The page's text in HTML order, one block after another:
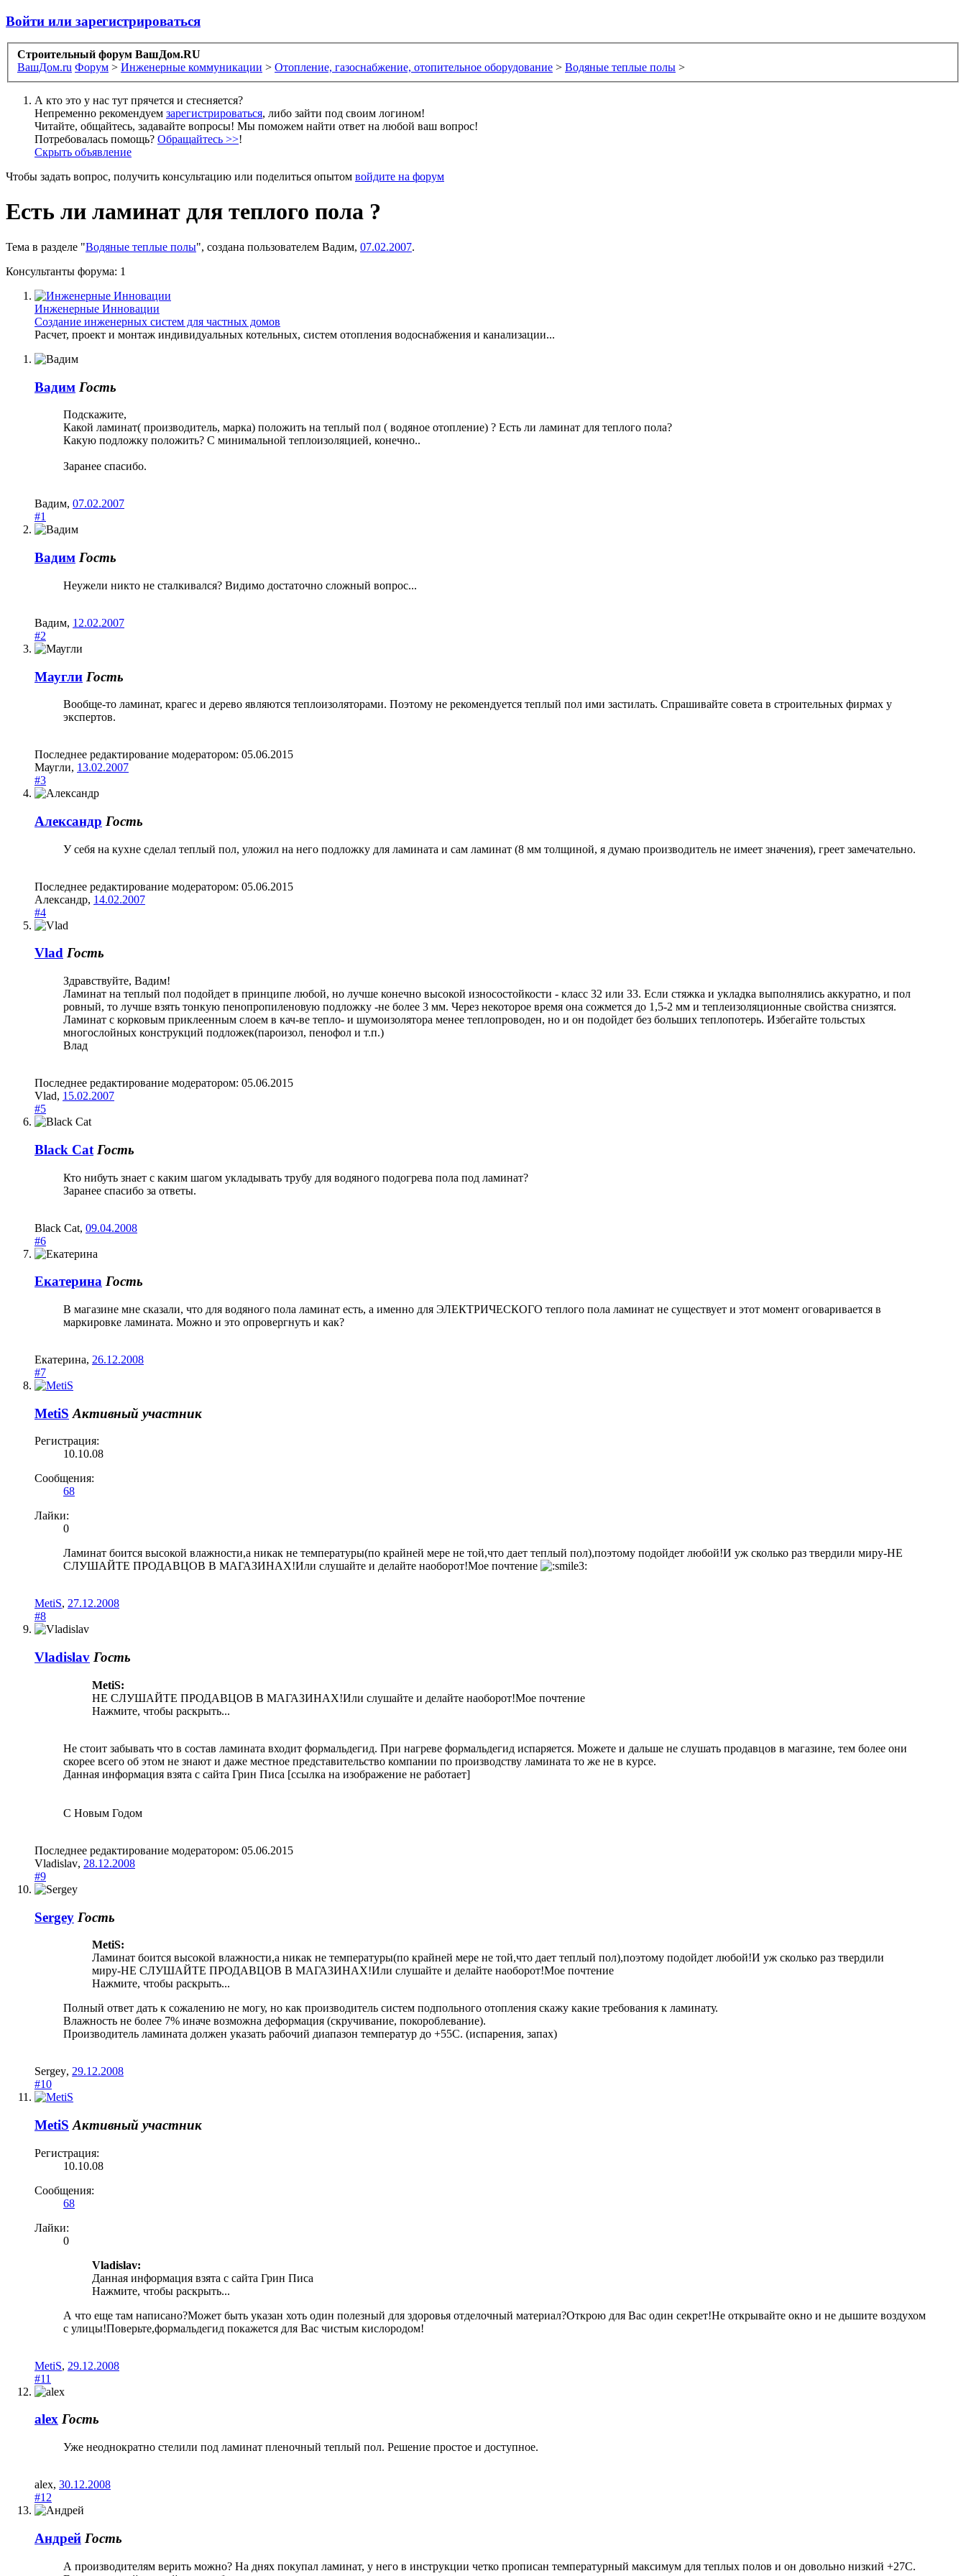
Войти или зарегистрироваться
Строительный форум ВашДом.RU
ВашДом.ru Форум > Инженерные коммуникации > Отопление, газоснабжение, отопительное оборудование > Водяные теплые полы >
А кто это у нас тут прячется и стесняется?
Непременно рекомендуем зарегистрироваться, либо зайти под своим логином!
Читайте, общайтесь, задавайте вопросы! Мы поможем найти ответ на любой ваш вопрос!
Потребовалась помощь? Обращайтесь >>!
Скрыть объявление
Чтобы задать вопрос, получить консультацию или поделиться опытом войдите на форум
Есть ли ламинат для теплого пола ?
Тема в разделе "Водяные теплые полы", создана пользователем Вадим, 07.02.2007.
Консультанты форума: 1
Инженерные Инновации
Создание инженерных систем для частных домов
Расчет, проект и монтаж индивидуальных котельных, систем отопления водоснабжения и канализации...
Вадим Гость
Подскажите,
Какой ламинат( производитель, марка) положить на теплый пол ( водяное отопление) ? Есть ли ламинат для теплого пола?
Какую подложку положить? С минимальной теплоизоляцией, конечно..
Заранее спасибо.
Вадим, 07.02.2007
#1
Вадим Гость
Неужели никто не сталкивался? Видимо достаточно сложный вопрос...
Вадим, 12.02.2007
#2
Маугли Гость
Вообще-то ламинат, крагес и дерево являются теплоизоляторами. Поэтому не рекомендуется теплый пол ими застилать. Спрашивайте совета в строительных фирмах у
экспертов.
Последнее редактирование модератором: 05.06.2015
Маугли, 13.02.2007
#3
Александр Гость
У себя на кухне сделал теплый пол, уложил на него подложку для ламината и сам ламинат (8 мм толщиной, я думаю производитель не имеет значения), греет замечательно.
Последнее редактирование модератором: 05.06.2015
Александр, 14.02.2007
#4
Vlad Гость
Здравствуйте, Вадим!
Ламинат на теплый пол подойдет в принципе любой, но лучше конечно высокой износостойкости - класс 32 или 33. Если стяжка и укладка выполнялись аккуратно, и пол
ровный, то лучше взять тонкую пенопропиленовую подложку -не более 3 мм. Через некоторое время она сожмется до 1,5-2 мм и теплеизоляционные свойства снизятся.
Ламинат с корковым приклеенным слоем в кач-ве тепло- и шумоизолятора менее теплопроводен, но и он подойдет без больших теплопотерь. Избегайте тольстых
многослойных конструкций подложек(пароизол, пенофол и т.п.)
Влад
Последнее редактирование модератором: 05.06.2015
Vlad, 15.02.2007
#5
Black Cat Гость
Кто нибуть знает с каким шагом укладывать трубу для водяного подогрева пола под ламинат?
Заранее спасибо за ответы.
Black Cat, 09.04.2008
#6
Екатерина Гость
В магазине мне сказали, что для водяного пола ламинат есть, а именно для ЭЛЕКТРИЧЕСКОГО теплого пола ламинат не существует и этот момент оговаривается в
маркировке ламината. Можно и это опровергнуть и как?
Екатерина, 26.12.2008
#7
MetiS Активный участник
Регистрация:
10.10.08
Сообщения:
68
Лайки:
0
Ламинат боится высокой влажности,а никак не температуры(по крайней мере не той,что дает теплый пол),поэтому подойдет любой!И уж сколько раз твердили миру-НЕ
СЛУШАЙТЕ ПРОДАВЦОВ В МАГАЗИНАХ!Или слушайте и делайте наоборот!Мое почтение
MetiS, 27.12.2008
#8
Vladislav Гость
MetiS:
НЕ СЛУШАЙТЕ ПРОДАВЦОВ В МАГАЗИНАХ!Или слушайте и делайте наоборот!Мое почтение
Нажмите, чтобы раскрыть...
Не стоит забывать что в состав ламината входит формальдегид. При нагреве формальдегид испаряется. Можете и дальше не слушать продавцов в магазине, тем более они
скорее всего об этом не знают и даже местное представительство компании по производству ламината то же не в курсе.
Данная информация взята с сайта Грин Писа [ссылка на изображение не работает]
C Новым Годом
Последнее редактирование модератором: 05.06.2015
Vladislav, 28.12.2008
#9
Sergey Гость
MetiS:
Ламинат боится высокой влажности,а никак не температуры(по крайней мере не той,что дает теплый пол),поэтому подойдет любой!И уж сколько раз твердили
миру-НЕ СЛУШАЙТЕ ПРОДАВЦОВ В МАГАЗИНАХ!Или слушайте и делайте наоборот!Мое почтение
Нажмите, чтобы раскрыть...
Полный ответ дать к сожалению не могу, но как производитель систем подпольного отопления скажу какие требования к ламинату.
Влажность не более 7% иначе возможна деформация (скручивание, покороблевание).
Производитель ламината должен указать рабочий диапазон температур до +55С. (испарения, запах)
Sergey, 29.12.2008
#10
MetiS Активный участник
Регистрация:
10.10.08
Сообщения:
68
Лайки:
0
Vladislav:
Данная информация взята с сайта Грин Писа
Нажмите, чтобы раскрыть...
А что еще там написано?Может быть указан хоть один полезный для здоровья отделочный материал?Открою для Вас один секрет!Не открывайте окно и не дышите воздухом
с улицы!Поверьте,формальдегид покажется для Вас чистым кислородом!
MetiS, 29.12.2008
#11
alex Гость
Уже неоднократно стелили под ламинат пленочный теплый пол. Решение простое и доступное.
alex, 30.12.2008
#12
Андрей Гость
А производителям верить можно? На днях покупал ламинат, у него в инструкции четко прописан температурный максимум для теплых полов и он довольно низкий +27С.